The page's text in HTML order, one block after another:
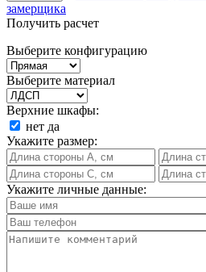
замерщика
Получить расчет
Выберите конфигурацию
Выберите материал
Верхние шкафы:
нет да
Укажите размер:
Укажите личные данные: